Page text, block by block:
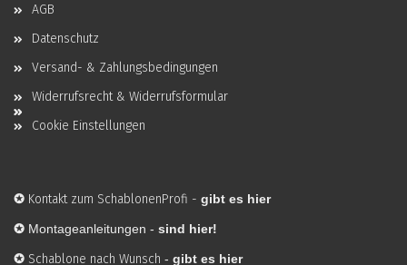
AGB
Datenschutz
Versand- & Zahlungsbedingungen
Widerrufsrecht & Widerrufsformular
Cookie Einstellungen
✪ Kontakt zum SchablonenProfi - gibt es hier
✪ Montageanleitungen - sind hier!
✪ Schablone nach Wunsch - gibt es hier